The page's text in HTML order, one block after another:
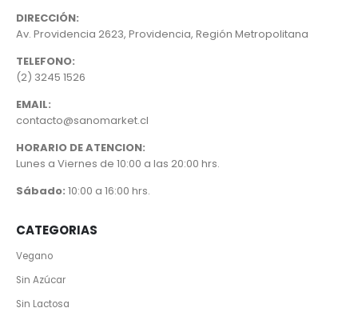
DIRECCIÓN:
Av. Providencia 2623, Providencia, Región Metropolitana
TELEFONO:
(2) 3245 1526
EMAIL:
contacto@sanomarket.cl
HORARIO DE ATENCION:
Lunes a Viernes de 10:00 a las 20:00 hrs.
Sábado: 10:00 a 16:00 hrs.
CATEGORIAS
Vegano
Sin Azúcar
Sin Lactosa